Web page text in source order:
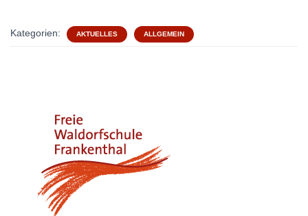
Kategorien: AKTUELLES ALLGEMEIN